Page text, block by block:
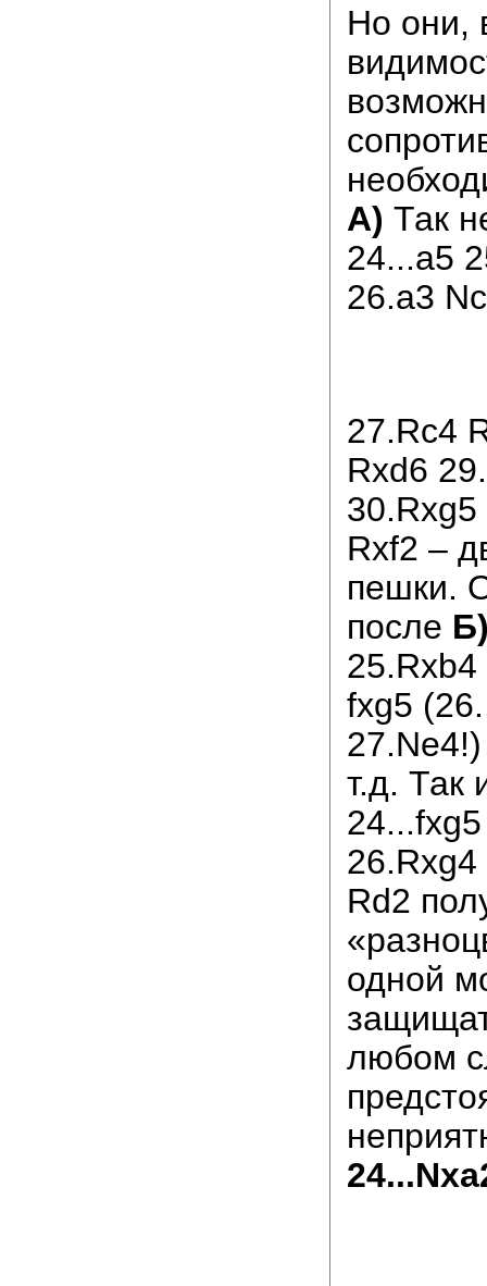
Но они,
А) Так
24...a5
26.a3
27.Rc4
Rxd6
Rxf2 –
пешки.
после
fxg5
т.д. Так
Rd2
одной
любом